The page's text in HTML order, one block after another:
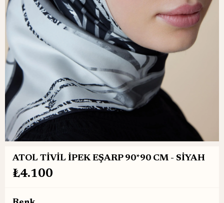
ATOL TİVİL İPEK EŞARP 90*90 CM - SİYAH
₺4.100